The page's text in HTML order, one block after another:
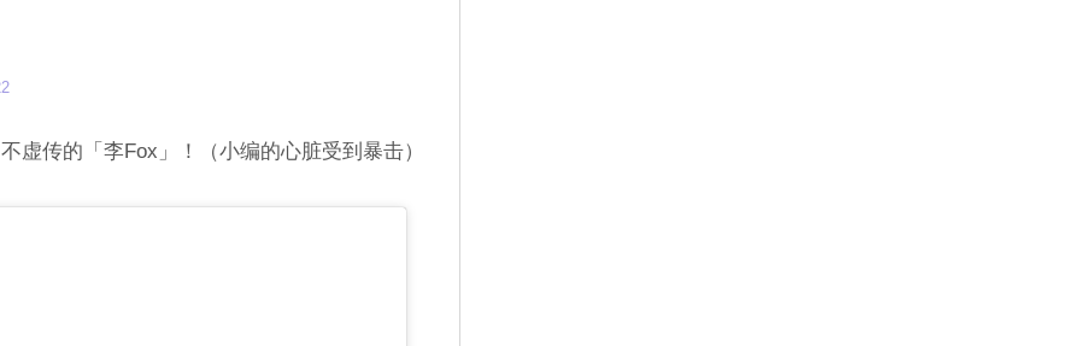
虚传的「李Fox」！（小编的心脏受到暴击）